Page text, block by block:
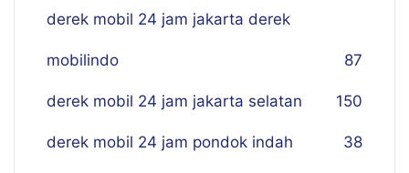
derek mobil 24 jam jakarta derek
mobilindo 87
derek mobil 24 jam jakarta selatan 150
derek mobil 24 jam pondok indah 38